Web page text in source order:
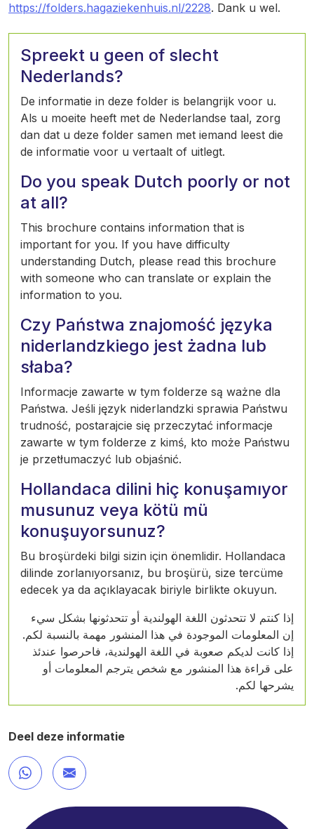
https://folders.hagaziekenhuis.nl/2228. Dank u wel.
Spreekt u geen of slecht
Nederlands?
De informatie in deze folder is belangrijk voor u.
Als u moeite heeft met de Nederlandse taal, zorg
dan dat u deze folder samen met iemand leest die
de informatie voor u vertaalt of uitlegt.
Do you speak Dutch poorly or not
at all?
This brochure contains information that is
important for you. If you have difficulty
understanding Dutch, please read this brochure
with someone who can translate or explain the
information to you.
Czy Państwa znajomość języka
niderlandzkiego jest żadna lub
słaba?
Informacje zawarte w tym folderze są ważne dla
Państwa. Jeśli język niderlandzki sprawia Państwu
trudność, postarajcie się przeczytać informacje
zawarte w tym folderze z kimś, kto może Państwu
je przetłumaczyć lub objaśnić.
Hollandaca dilini hiç konuşamıyor
musunuz veya kötü mü
konuşuyorsunuz?
Bu broşürdeki bilgi sizin için önemlidir. Hollandaca
dilinde zorlanıyorsanız, bu broşürü, size tercüme
edecek ya da açıklayacak biriyle birlikte okuyun.
إذا كنتم لا تتحدثون اللغة الهولندية أو تتحدثونها بشكل سيء
إن المعلومات الموجودة في هذا المنشور مهمة بالنسبة لكم.
إذا كانت لديكم صعوبة في اللغة الهولندية، فاحرصوا عندئذ
على قراءة هذا المنشور مع شخص يترجم المعلومات أو
يشرحها لكم.
Deel deze informatie